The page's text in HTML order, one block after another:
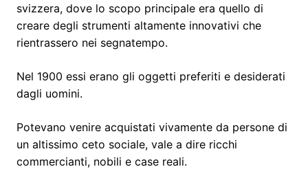
svizzera, dove lo scopo principale era quello di
creare degli strumenti altamente innovativi che
rientrassero nei segnatempo.
Nel 1900 essi erano gli oggetti preferiti e desiderati
dagli uomini.
Potevano venire acquistati vivamente da persone di
un altissimo ceto sociale, vale a dire ricchi
commercianti, nobili e case reali.